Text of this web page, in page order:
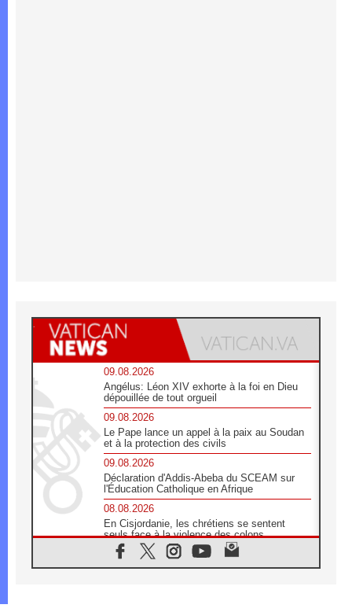
09.08.2026
Angélus: Léon XIV exhorte à la foi en Dieu
dépouillée de tout orgueil
09.08.2026
Le Pape lance un appel à la paix au Soudan
et à la protection des civils
09.08.2026
Déclaration d'Addis-Abeba du SCEAM sur
l'Éducation Catholique en Afrique
08.08.2026
En Cisjordanie, les chrétiens se sentent
seuls face à la violence des colons
08.08.2026
Léon XIV au sanctuaire de Notre Dame du